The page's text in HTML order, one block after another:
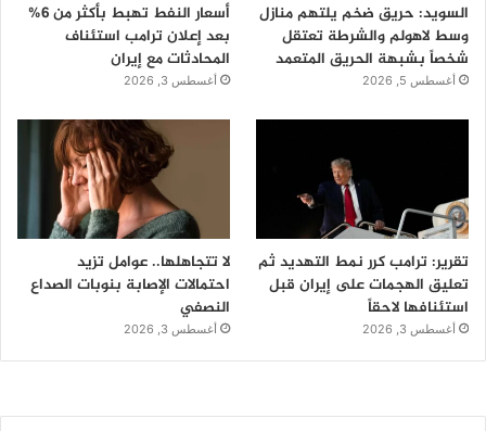
السويد: حريق ضخم يلتهم منازل
وسط لاهولم والشرطة تعتقل
شخصاً بشبهة الحريق المتعمد
أغسطس 5, 2026
أسعار النفط تهبط بأكثر من 6%
بعد إعلان ترامب استئناف
المحادثات مع إيران
أغسطس 3, 2026
تقرير: ترامب كرر نمط التهديد ثم
تعليق الهجمات على إيران قبل
استئنافها لاحقاً
أغسطس 3, 2026
لا تتجاهلها.. عوامل تزيد
احتمالات الإصابة بنوبات الصداع
النصفي
أغسطس 3, 2026